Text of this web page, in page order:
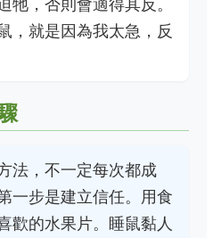
，就是因為我太急，反
法，不一定每次都成
一步是建立信任。用食
歡的水果片。睡鼠黏人